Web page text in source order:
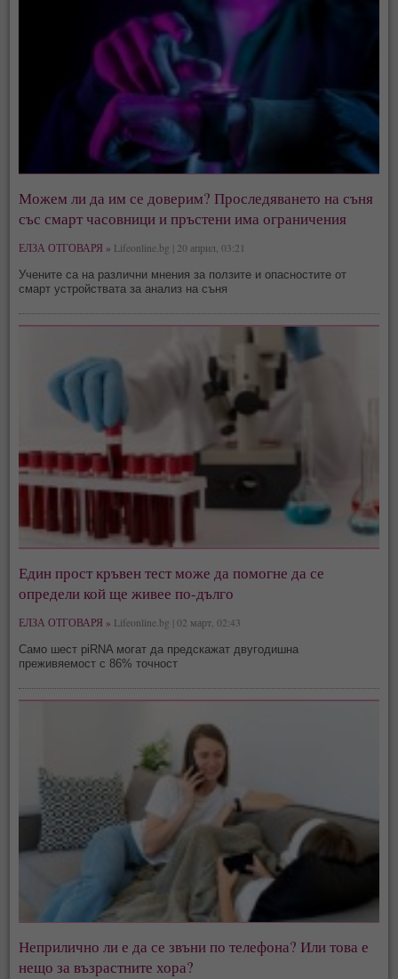
Можем ли да им се доверим? Проследяването на съня
със смарт часовници и пръстени има ограничения
ЕЛЗА ОТГОВАРЯ » Lifeonline.bg | 20 април, 03:21
Учените са на различни мнения за ползите и опасностите от
смарт устройствата за анализ на съня
Един прост кръвен тест може да помогне да се
определи кой ще живее по-дълго
ЕЛЗА ОТГОВАРЯ » Lifeonline.bg | 02 март, 02:43
Само шест piRNA могат да предскажат двугодишна
преживяемост с 86% точност
Неприлично ли е да се звъни по телефона? Или това е
нещо за възрастните хора?